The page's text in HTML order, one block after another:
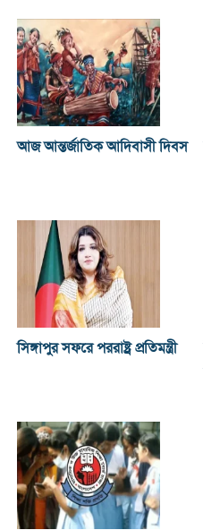
আজ আন্তর্জাতিক আদিবাসী দিবস
সিঙ্গাপুর সফরে পররাষ্ট্র প্রতিমন্ত্রী